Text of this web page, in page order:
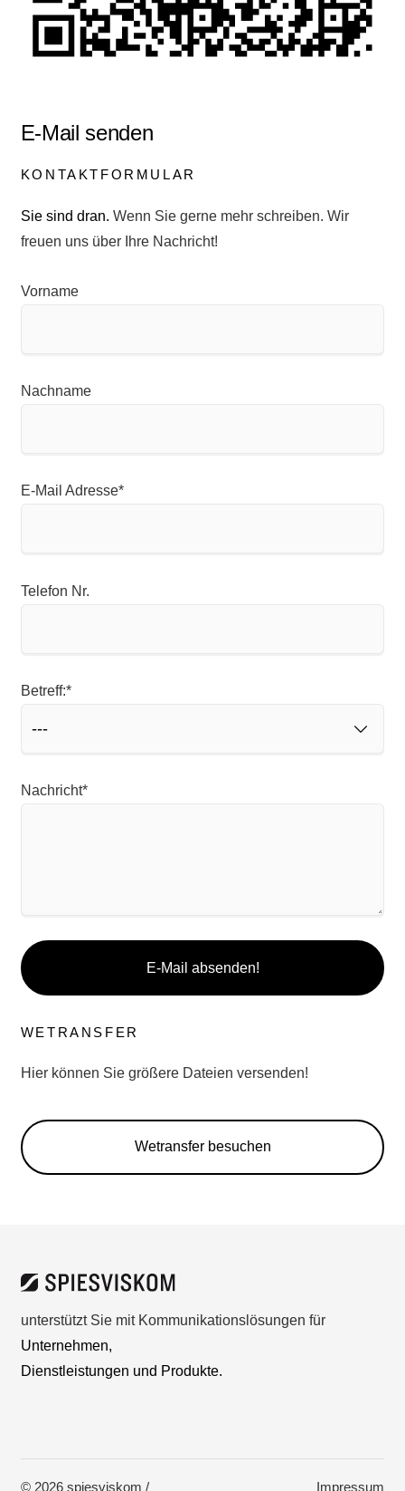
E-Mail senden
KONTAKTFORMULAR
Sie sind dran. Wenn Sie gerne mehr schreiben. Wir
freuen uns über Ihre Nachricht!
Vorname
Nachname
Pflichtfeld
E-Mail Adresse*
Telefon Nr.
Pflichtfeld
Betreff:*
Pflichtfeld
Nachricht*
E-Mail absenden!
WETRANSFER
Hier können Sie größere Dateien versenden!
Wetransfer besuchen
unterstützt Sie mit Kommunikationslösungen für
Unternehmen,
Dienstleistungen und Produkte.
© 2026 spiesviskom / Impressum